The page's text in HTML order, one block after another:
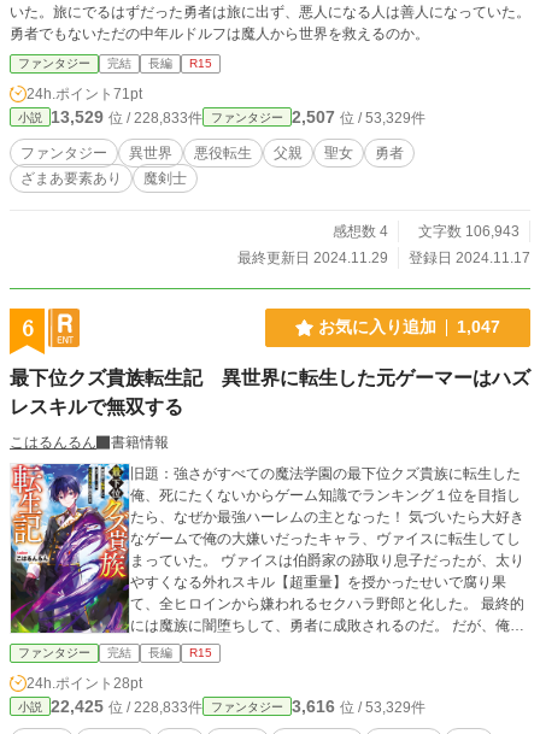
いた。旅にでるはずだった勇者は旅に出ず、悪人になる人は善人になっていた。
勇者でもないただの中年ルドルフは魔人から世界を救えるのか。
ファンタジー 完結 長編 R15
24h.ポイント 71pt
小説 13,529 位 / 228,833件 ファンタジー 2,507 位 / 53,329件
ファンタジー 異世界 悪役転生 父親 聖女
勇者
ざまあ要素あり
魔剣士
感想数 4
文字数 106,943
最終更新日 2024.11.29
登録日 2024.11.17
6 お気に入り追加 1,047
最下位クズ貴族転生記 異世界に転生した元ゲーマーはハズ
レスキルで無双する
こはるんるん
書籍情報
旧題：強さがすべての魔法学園の最下位クズ貴族に転生した
俺、死にたくないからゲーム知識でランキング１位を目指し
たら、なぜか最強ハーレムの主となった！ 気づいたら大好き
なゲームで俺の大嫌いだったキャラ、ヴァイスに転生してし
まっていた。 ヴァイスは伯爵家の跡取り息子だったが、太り
やすくなる外れスキル【超重量】を授かったせいで腐り果
て、全ヒロインから嫌われるセクハラ野郎と化した。 最終的
には魔族に闇堕ちして、勇者に成敗されるのだ。 だが、俺は
知っていた。 魔族と化したヴァイスが、作中最強クラスのキ
ャラだったことを。 外れスキル【超重量】の真の力を。 俺は
思う。 【超重量】を使って勇者の王女救出イベントを奪え
ば、殺されなくて済むんじゃないか？ 俺は悪行をやめてゲー
ファンタジー 完結 長編 R15
24h.ポイント 28pt
小説 22,425 位 / 228,833件 ファンタジー 3,616 位 / 53,329件